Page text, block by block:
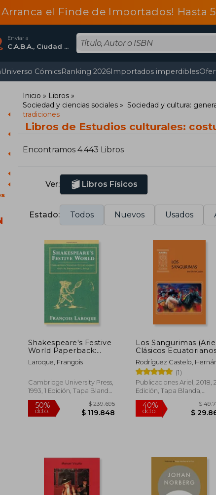
el Finde de Importados! Hasta
Enviar a
C.A.B.A., Ciudad Autónoma De Buenos Aires
Universo CómicsRanking 2026Importados imperdibles
Inicio
Libros
Sociedad y ciencias sociales
Sociedad y cultura:
tradiciones
Libros de Estudios culturales:
Encontramos 4.443 Libros
Ver: Libros Físicos
Estado: Todos Nuevos Usados
Shakespeare's Festive
World Paperback:
Elizabethan Seasonal
Entertainment and
(European Studies in
English Literature) (en
Laroque, Frangois
Cambridge University Press,
1993, 1 Edición, Tapa Blanda,
Nuevo
dcto.
Los Sangurimas
Clásicos
Rodríguez Castelo, Hernán
Karolys, Paola ; Karolys,
Gabriel
(1)
Publicaciones Ariel, 2018, 2
Edición, Tapa Blanda,
Nuevo
dcto.